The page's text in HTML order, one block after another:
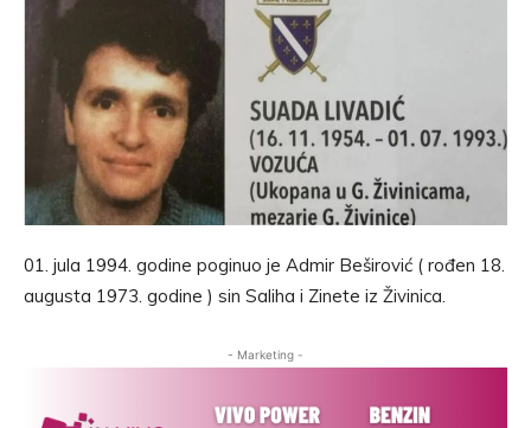
01. jula 1994. godine poginuo je Admir Beširović ( rođen 18.
augusta 1973. godine ) sin Saliha i Zinete iz Živinica.
- Marketing -